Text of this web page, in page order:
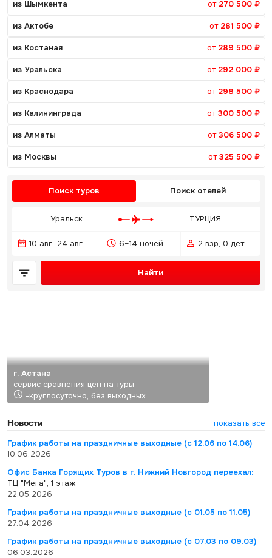
из Шымкента от 270 500 ₽
из Актобе от 281 500 ₽
из Костаная от 289 500 ₽
из Уральска от 292 000 ₽
из Краснодара от 298 500 ₽
из Калининграда от 300 500 ₽
из Алматы от 306 500 ₽
из Москвы от 325 500 ₽
Поиск туров Поиск отелей
Уральск ТУРЦИЯ
10 авг–24 авг 6–14 ночей 2 взр, 0 дет
Найти
г. Астана
сервис сравнения цен на туры
-круглосуточно, без выходных
Новости
показать все
График работы на праздничные выходные (с 12.06 по 14.06)
10.06.2026
Офис Банка Горящих Туров в г. Нижний Новгород переехал:
ТЦ "Мега", 1 этаж
22.05.2026
График работы на праздничные выходные (с 01.05 по 11.05)
27.04.2026
График работы на праздничные выходные (с 07.03 по 09.03)
06.03.2026